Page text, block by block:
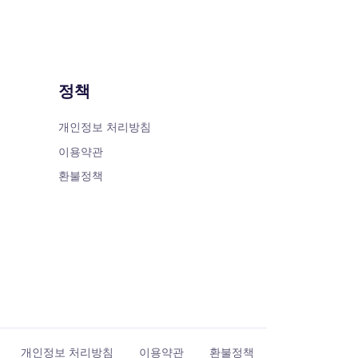
정책
개인정보 처리방침
이용약관
환불정책
개인정보 처리방침 이용약관 환불정책